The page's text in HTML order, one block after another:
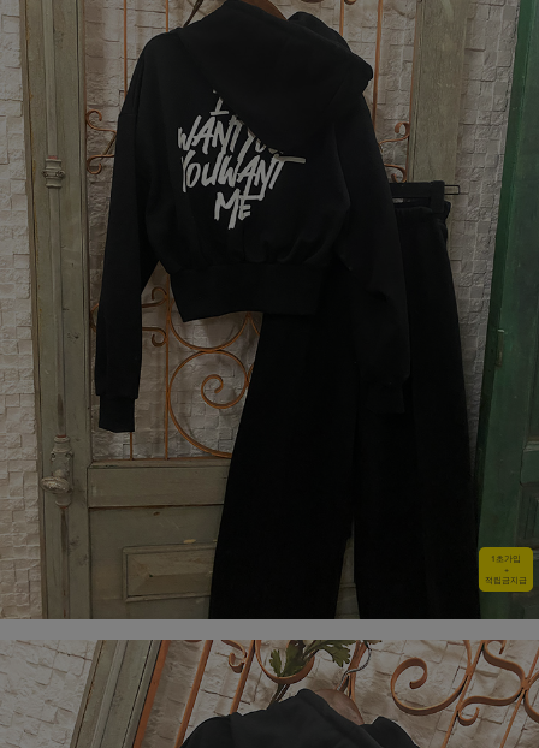
1초가입
+
적립금지급